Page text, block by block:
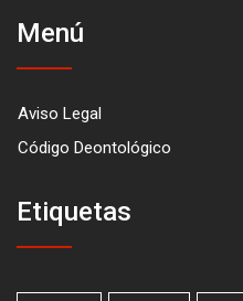
Menú
Aviso Legal
Código Deontológico
Etiquetas